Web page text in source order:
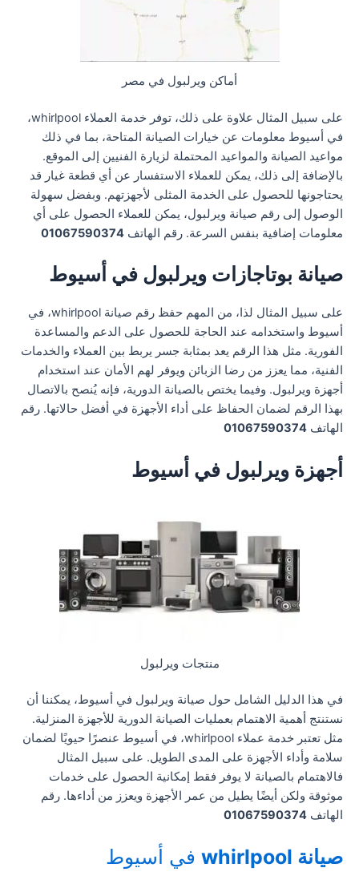
أماكن ويرلبول في مصر
على سبيل المثال علاوة على ذلك، توفر خدمة العملاء whirlpool،
في أسيوط معلومات عن خيارات الصيانة المتاحة، بما في ذلك
مواعيد الصيانة والمواعيد المحتملة لزيارة الفنيين إلى الموقع.
بالإضافة إلى ذلك، يمكن للعملاء الاستفسار عن أي قطعة غيار قد
يحتاجونها للحصول على الخدمة المثلى لأجهزتهم. وبفضل سهولة
الوصول إلى رقم صيانة ويرلبول، يمكن للعملاء الحصول على أي
معلومات إضافية بنفس السرعة. رقم الهاتف 01067590374
صيانة بوتاجازات ويرلبول في أسيوط
على سبيل المثال لذا، من المهم حفظ رقم صيانة whirlpool، في
أسيوط واستخدامه عند الحاجة للحصول على الدعم والمساعدة
الفورية. مثل هذا الرقم يعد بمثابة جسر يربط بين العملاء والخدمات
الفنية، مما يعزز من رضا الزبائن ويوفر لهم الأمان عند استخدام
أجهزة ويرلبول. وفيما يختص بالصيانة الدورية، فإنه يُنصح بالاتصال
بهذا الرقم لضمان الحفاظ على أداء الأجهزة في أفضل حالاتها. رقم
الهاتف 01067590374
أجهزة ويرلبول في أسيوط
منتجات ويرلبول
في هذا الدليل الشامل حول صيانة ويرلبول في أسيوط، يمكننا أن
نستنتج أهمية الاهتمام بعمليات الصيانة الدورية للأجهزة المنزلية.
مثل تعتبر خدمة عملاء whirlpool، في أسيوط عنصرًا حيويًا لضمان
سلامة وأداء الأجهزة على المدى الطويل. على سبيل المثال
فالاهتمام بالصيانة لا يوفر فقط إمكانية الحصول على خدمات
موثوقة ولكن أيضًا يطيل من عمر الأجهزة ويعزز من أداءها. رقم
الهاتف 01067590374
صيانة whirlpool في أسيوط